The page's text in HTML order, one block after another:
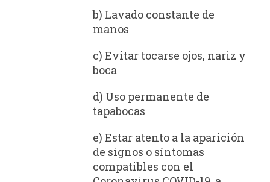
b) Lavado constante de
manos
c) Evitar tocarse ojos, nariz y
boca
d) Uso permanente de
tapabocas
e) Estar atento a la aparición
de signos o síntomas
compatibles con el